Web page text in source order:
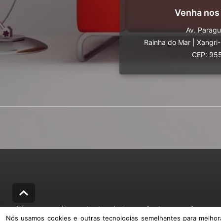
Venha
Av.
Rainha do Mar
CEP:
Nós usamos cookies e outras tecnologias semelhantes para melhorar a
Nós usamos cookies e outras tecnologias semelhantes para